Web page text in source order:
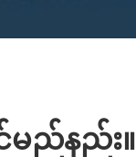
မည်နည်း။